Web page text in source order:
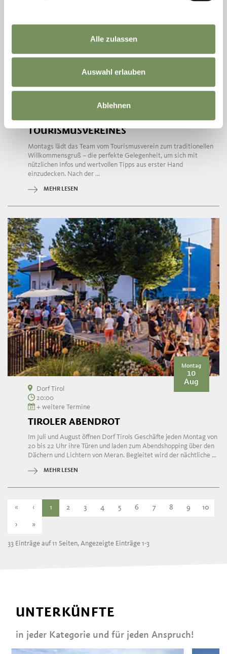
Alle zulassen
Auswahl erlauben
Ablehnen
Dorf Tirol
WILLKOMMENSGRUSS DES T
OURISMUSVEREINES
Montags lädt das Team vom Tourismusverein zum traditionellen
Willkommensgruß – die perfekte Gelegenheit, um sich mit
nützlichen Infos und wertvollen Tipps aus erster Hand
einzudecken. Nach der ...
MEHR LESEN
Montag
10
Aug
Dorf Tirol
20:00
+ weitere Termine
TIROLER ABENDROT
Im Juli und August öffnen Dorf Tirols Geschäfte jeden Montag von
20 bis 22 Uhr ihre Türen und laden zum Abendshopping über den
Dächern und Lichtern von Meran. Begleitet wird der nächtliche ...
MEHR LESEN
« ‹ 1 2 3 4 5 6 7 8 9 10
› »
33 Einträge auf 11 Seiten, Angezeigte Einträge 1-3
UNTERKÜNFTE
in jeder Kategorie und für jeden Anspruch!